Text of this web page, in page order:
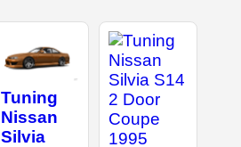
Tuning
Nissan
Silvia